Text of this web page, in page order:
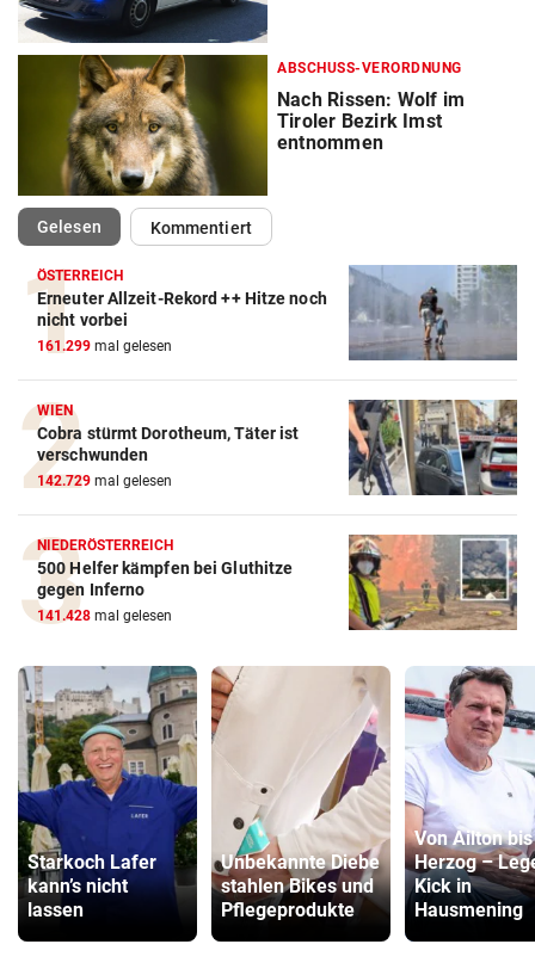
ABSCHUSS-VERORDNUNG
Nach Rissen: Wolf im
Tiroler Bezirk Imst
entnommen
Gelesen(ausgewählt)Kommentiert
ÖSTERREICH
Erneuter Allzeit-Rekord ++ Hitze noch
nicht vorbei
161.299 mal gelesen
WIEN
Cobra stürmt Dorotheum, Täter ist
verschwunden
142.729 mal gelesen
NIEDERÖSTERREICH
500 Helfer kämpfen bei Gluthitze
gegen Inferno
141.428 mal gelesen
Starkoch Lafer
kann’s nicht
lassen
Unbekannte Diebe
stahlen Bikes und
Pflegeprodukte
Von Ailton bis
Herzog –
Kick in
Hausmening